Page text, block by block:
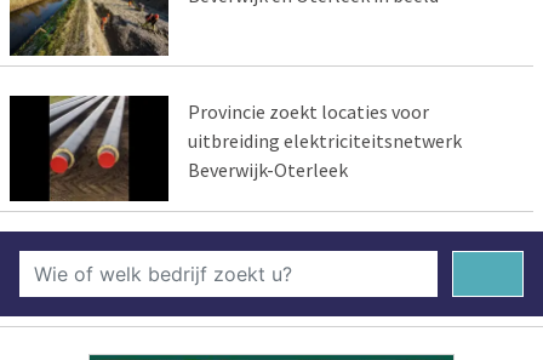
Provincie zoekt locaties voor
uitbreiding elektriciteitsnetwerk
Beverwijk-Oterleek